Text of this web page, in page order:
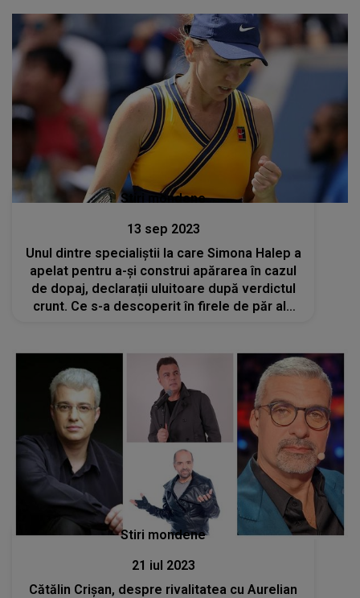
Stiri mondene
13 sep 2023
Unul dintre specialiștii la care Simona Halep a
apelat pentru a-și construi apărarea în cazul
de dopaj, declarații uluitoare după verdictul
crunt. Ce s-a descoperit în firele de păr ale
Stiri mondene
21 iul 2023
Cătălin Crișan, despre rivalitatea cu Aurelian